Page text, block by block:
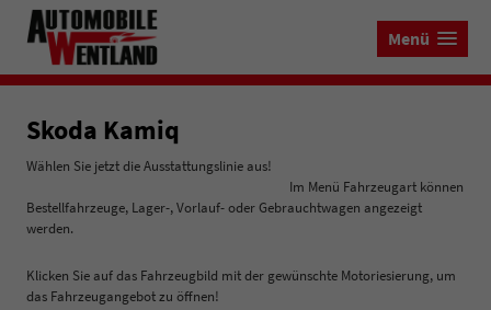
Menü
Skoda Kamiq
Wählen Sie jetzt die Ausstattungslinie aus!
Im Menü Fahrzeugart können
Bestellfahrzeuge, Lager-, Vorlauf- oder Gebrauchtwagen angezeigt
werden.
Klicken Sie auf das Fahrzeugbild mit der gewünschte Motoriesierung, um
das Fahrzeugangebot zu öffnen!